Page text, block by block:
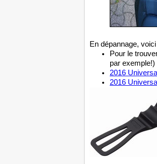
En dépannage,
Pour le
par exemple!)
2016
2016